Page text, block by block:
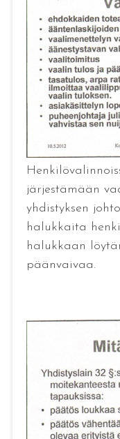
järjestämään
yhdistyksen
halukkaita
halukkaan
päänvaivaa.